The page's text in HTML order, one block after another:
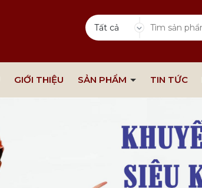
Tất cả
GIỚI THIỆU SẢN PHẨM TIN TỨC